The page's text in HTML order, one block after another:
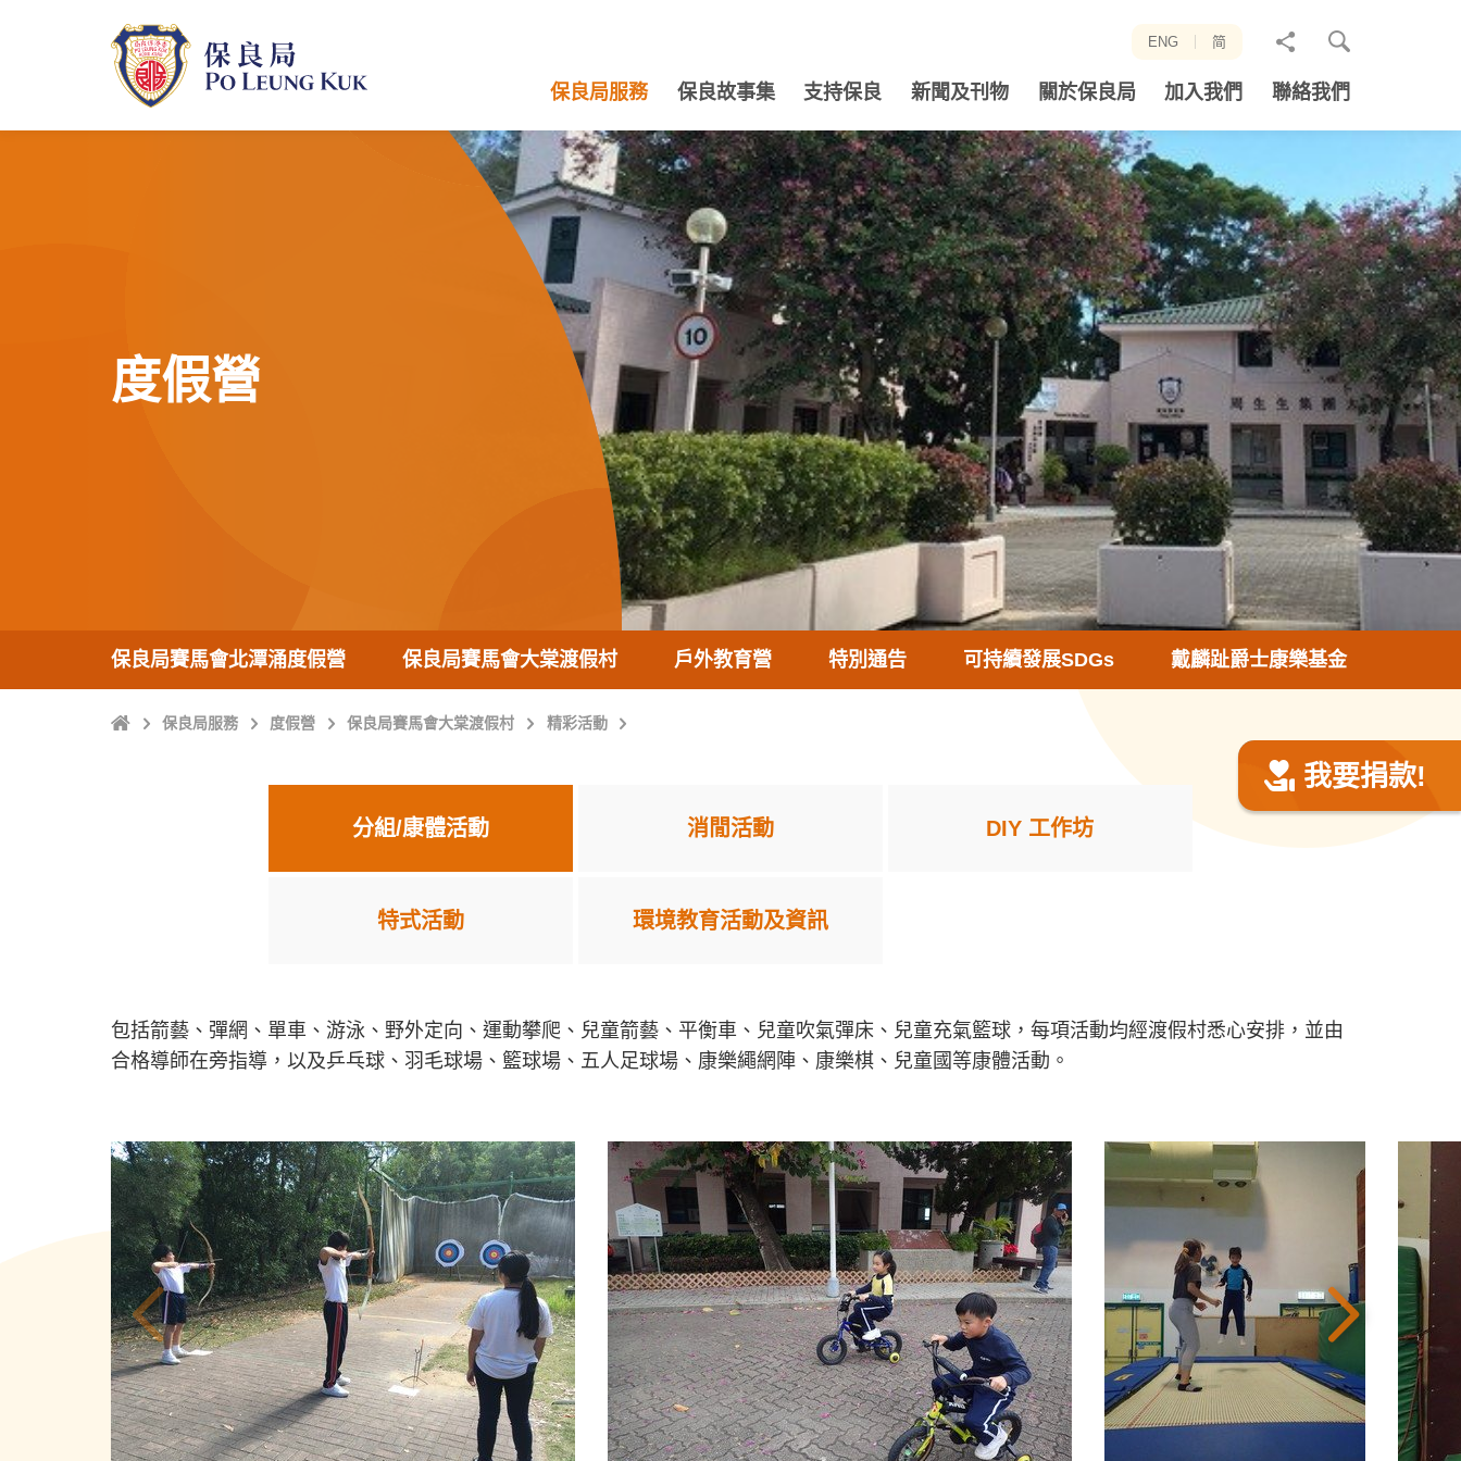
ENG 简
分
至
保良局服務 保良故事集 支持保良 新聞及刊物 關於保良局 加入我們 聯絡我們
度假營
保良局賽馬會北潭涌度假營 保良局賽馬會大棠渡假村 戶外教育營 特別通告 可持續發展SDGs 戴麟趾爵士康樂基金
主
保良局服務 度假營 保良局賽馬會大棠渡假村 精彩活動
我要捐款!
分組/康體活動 消閒活動 DIY 工作坊
特式活動 環境教育活動及資訊
包括箭藝、彈網、單車、游泳、野外定向、運動攀爬、兒童箭藝、平衡車、兒童吹氣彈床、兒童充氣籃球，每項活動均經渡假村悉心安排，並由
合格導師在旁指導，以及乒乓球、羽毛球場、籃球場、五人足球場、康樂繩網陣、康樂棋、兒童國等康體活動。